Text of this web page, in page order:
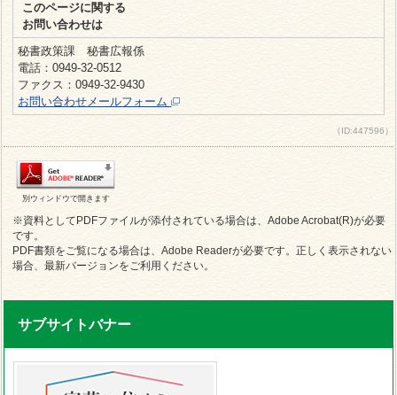
このページに関する
お問い合わせは
秘書政策課 秘書広報係
電話：0949-32-0512
ファクス：0949-32-9430
お問い合わせメールフォーム
（ID:447596）
別ウィンドウで開きます
※資料としてPDFファイルが添付されている場合は、Adobe Acrobat(R)が必要
です。
PDF書類をご覧になる場合は、Adobe Readerが必要です。正しく表示されない
場合、最新バージョンをご利用ください。
サブサイトバナー